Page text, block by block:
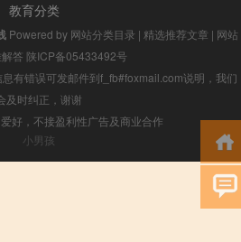
教育分类
Powered by 网站分类目录 | 精选推荐文章 | 网站
答 陕ICP备05433492号
有错误可发邮件到f_fb#foxmail.com说明，我们
及时纠正，谢谢
好，不接盈利性广告及商业合作
小男孩